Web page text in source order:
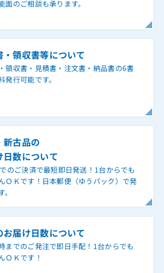
面のご相談も承ります。
・領収書等について
領収書・見積書・注文書・納品書の6書
発行可能です。
新古品の
日数について
のご決済で最短即日発送！1台からでも
ＯＫです！日本郵便（ゆうパック）で発
お届け日数について
までのご発注で即日手配！1台からでも
ＯＫです！